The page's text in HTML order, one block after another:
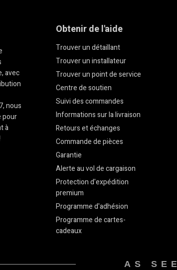
avec
nous
pour
à
Obtenir de l'aide
Trouver un détaillant
Trouver un installateur
Trouver un point de service
Centre de soutien
Suivi des commandes
Informations sur la livraison
Retours et échanges
Commande de pièces
Garantie
Alerte au vol de cargaison
Protection d'expédition
premium
Programme d'adhésion
Programme de cartes-
cadeaux
AS